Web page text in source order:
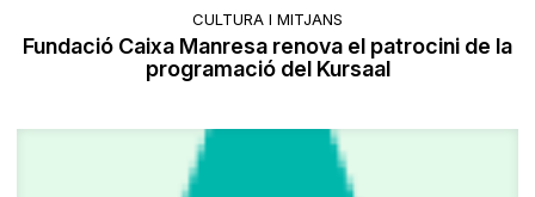
CULTURA I MITJANS
Fundació Caixa Manresa renova el patrocini de la
programació del Kursaal